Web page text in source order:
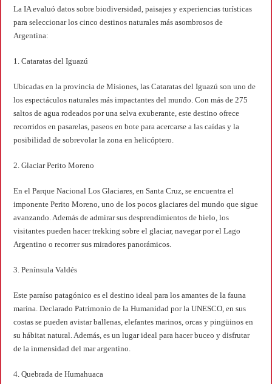
La IA evaluó datos sobre biodiversidad, paisajes y experiencias turísticas
para seleccionar los cinco destinos naturales más asombrosos de
Argentina:
1. Cataratas del Iguazú
Ubicadas en la provincia de Misiones, las Cataratas del Iguazú son uno de
los espectáculos naturales más impactantes del mundo. Con más de 275
saltos de agua rodeados por una selva exuberante, este destino ofrece
recorridos en pasarelas, paseos en bote para acercarse a las caídas y la
posibilidad de sobrevolar la zona en helicóptero.
2. Glaciar Perito Moreno
En el Parque Nacional Los Glaciares, en Santa Cruz, se encuentra el
imponente Perito Moreno, uno de los pocos glaciares del mundo que sigue
avanzando. Además de admirar sus desprendimientos de hielo, los
visitantes pueden hacer trekking sobre el glaciar, navegar por el Lago
Argentino o recorrer sus miradores panorámicos.
3. Península Valdés
Este paraíso patagónico es el destino ideal para los amantes de la fauna
marina. Declarado Patrimonio de la Humanidad por la UNESCO, en sus
costas se pueden avistar ballenas, elefantes marinos, orcas y pingüinos en
su hábitat natural. Además, es un lugar ideal para hacer buceo y disfrutar
de la inmensidad del mar argentino.
4. Quebrada de Humahuaca